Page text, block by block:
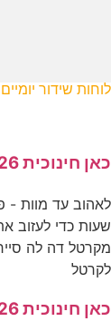
לוחות שידור
כאן חינוכית 07-08-2026
שעות כדי לעזוב
מקרטל דה לה
לקרטל
כאן חינוכית 06-08-2026